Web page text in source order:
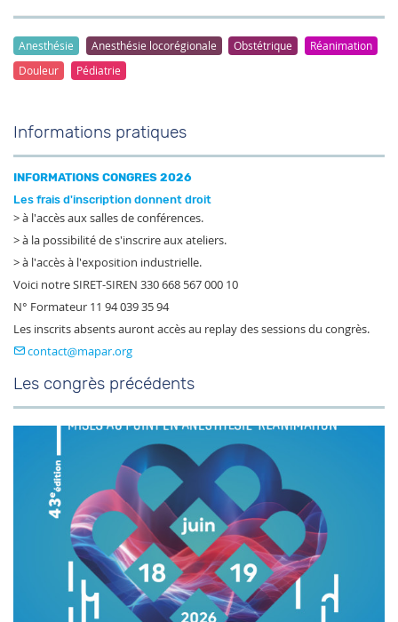
Anesthésie Anesthésie locorégionale Obstétrique
Réanimation
Douleur
Pédiatrie
Informations pratiques
INFORMATIONS CONGRES 2026
Les frais d'inscription donnent droit
> à l'accès aux salles de conférences.
> à la possibilité de s'inscrire aux ateliers.
> à l'accès à l'exposition industrielle.
Voici notre SIRET-SIREN 330 668 567 000 10
N° Formateur 11 94 039 35 94
Les inscrits absents auront accès au replay des sessions du congrès.
contact
mapar.org
Les congrès précédents